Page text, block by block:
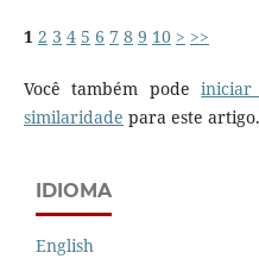
1 2 3 4 5 6 7 8 9 10 > >>
Você também podeiniciar
similaridade para este artigo.
IDIOMA
English